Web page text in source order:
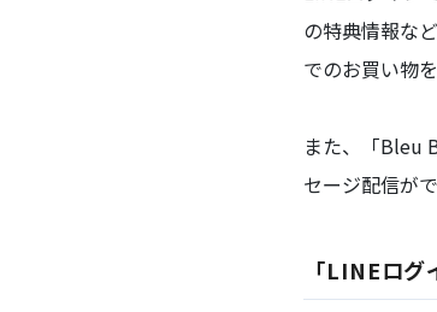
の特典情報な
でのお買い物
また、「Bleu
セージ配信が
「LINEロ